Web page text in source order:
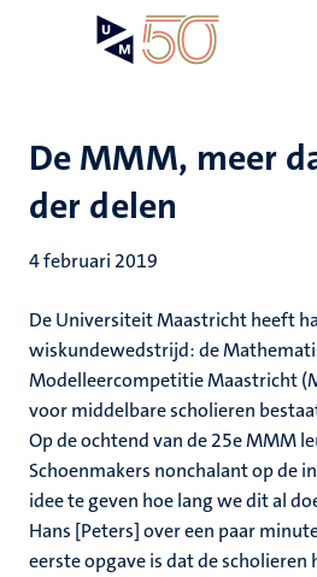
gaanDe MMM, meer
der delen
4 februari 2019
De Universiteit Maastricht heeft
wiskundewedstrijd: de
Modelleercompetitie Maastricht
voor middelbare scholieren
Op de ochtend van de 25e MMM
Schoenmakers nonchalant op de
idee te geven hoe lang we dit al
Hans [Peters] over een paar
eerste opgave is dat de